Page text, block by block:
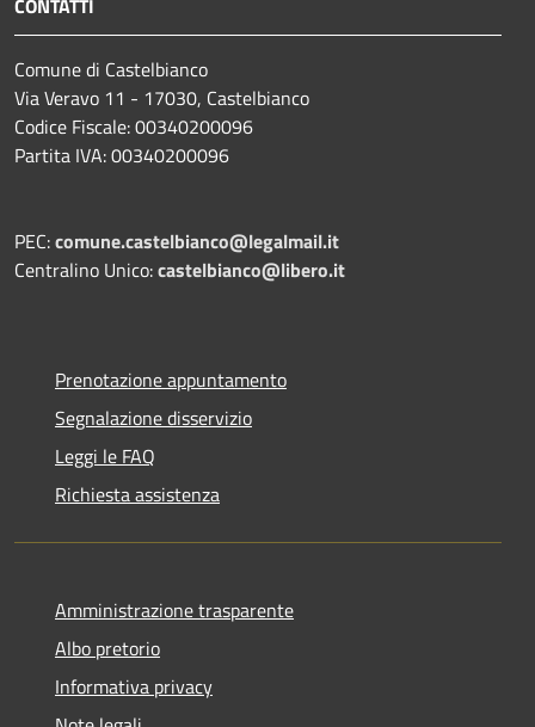
Comune di Castelbianco
Via Veravo 11 - 17030, Castelbianco
Codice Fiscale: 00340200096
Partita IVA: 00340200096
PEC:comune.castelbianco@legalmail.it
Centralino Unico:castelbianco@libero.it
Prenotazione appuntamento
Segnalazione disservizio
Leggi le FAQ
Richiesta assistenza
Amministrazione trasparente
Albo pretorio
Informativa privacy